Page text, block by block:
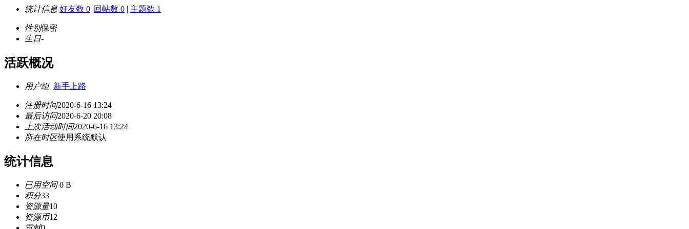
统计信息 好友数 0 |回帖数 0 | 主题数 1
性别保密
生日-
活跃概况
用户组 新手上路
注册时间2020-6-16 13:24
最后访问2020-6-20 20:08
上次活动时间2020-6-16 13:24
所在时区使用系统默认
统计信息
已用空间0 B
积分33
资源量10
资源币12